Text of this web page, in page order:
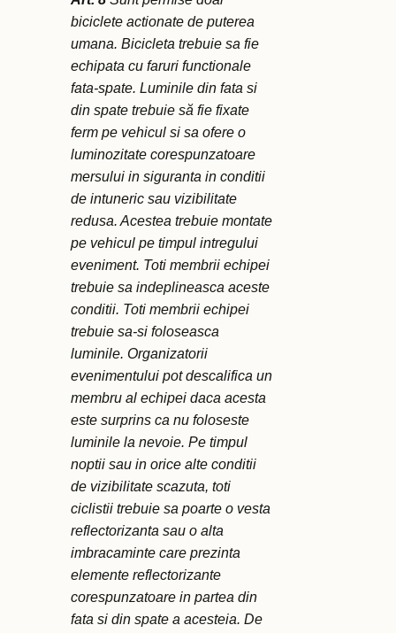
biciclete actionate de puterea
umana. Bicicleta trebuie sa fie
echipata cu faruri functionale
fata-spate. Luminile din fata si
din spate trebuie să fie fixate
ferm pe vehicul si sa ofere o
luminozitate corespunzatoare
mersului in siguranta in conditii
de intuneric sau vizibilitate
redusa. Acestea trebuie montate
pe vehicul pe timpul intregului
eveniment. Toti membrii echipei
trebuie sa indeplineasca aceste
conditii. Toti membrii echipei
trebuie sa-si foloseasca
luminile. Organizatorii
evenimentului pot descalifica un
membru al echipei daca acesta
este surprins ca nu foloseste
luminile la nevoie. Pe timpul
noptii sau in orice alte conditii
de vizibilitate scazuta, toti
ciclistii trebuie sa poarte o vesta
reflectorizanta sau o alta
imbracaminte care prezinta
elemente reflectorizante
corespunzatoare in partea din
fata si din spate a acesteia. De